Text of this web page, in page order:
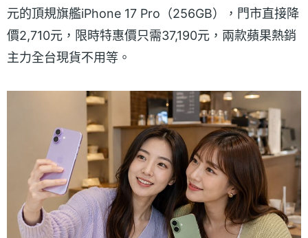
元的頂規旗艦iPhone 17 Pro（256GB），門市直接降
價2,710元，限時特惠價只需37,190元，兩款蘋果熱銷
主力全台現貨不用等。